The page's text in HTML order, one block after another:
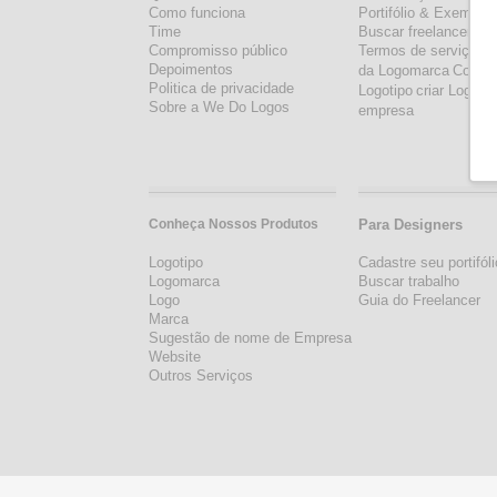
Como funciona
Time
Compromisso público
Depoimentos
Politica de privacidade
Sobre a We Do Logos
Conheça Nossos Produtos
Logotipo
Logomarca
Logo
Marca
Sugestão de nome de Empresa
Website
Outros Serviços
Portifólio & Exemplos
Buscar freelancer
Termos de serviço
da Logomarca Como
Logotipo criar Logo
empresa
Para Designers
Cadastre seu
Buscar trabalho
Guia do Freelancer